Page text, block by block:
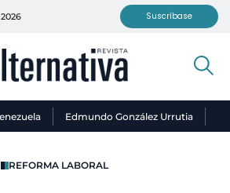
Suscríbase
Edmundo González Urrutia
REFORMA LABORAL